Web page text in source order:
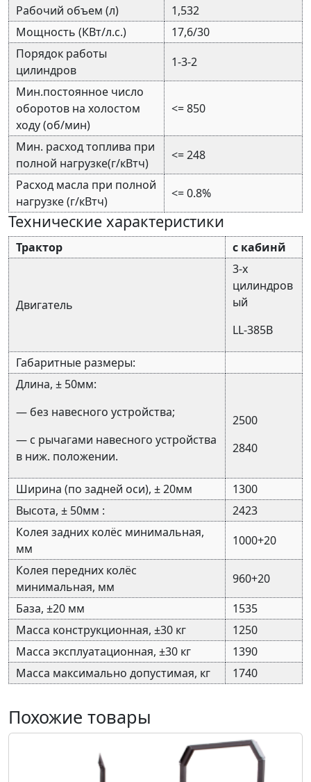
Рабочий объем (л)
1,532
Мощность (КВт/л.с.)
17,6/30
Порядок работы
цилиндров
1-3-2
Мин.постоянное число
оборотов на холостом
ходу (об/мин)
<= 850
Мин. расход топлива при
полной нагрузке(г/кВтч)
<= 248
Расход масла при полной
нагрузке (г/кВтч)
<= 0.8%
Технические характеристики
Трактор с кабинй
Двигатель
3-х
цилиндров
ый
LL-385В
Габаритные размеры:
Длина, ± 50мм:
— без навесного устройства;
— с рычагами навесного устройства
в ниж. положении.
2500
2840
Ширина (по задней оси), ± 20мм
1300
Высота, ± 50мм :
2423
Колея задних колёс минимальная,
мм
1000+20
Колея передних колёс
минимальная, мм
960+20
База, ±20 мм
1535
Масса конструкционная, ±30 кг
1250
Масса эксплуатационная, ±30 кг
1390
Масса максимально допустимая, кг
1740
Похожие товары